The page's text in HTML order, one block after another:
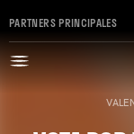
PARTNERS PRINCIPALES